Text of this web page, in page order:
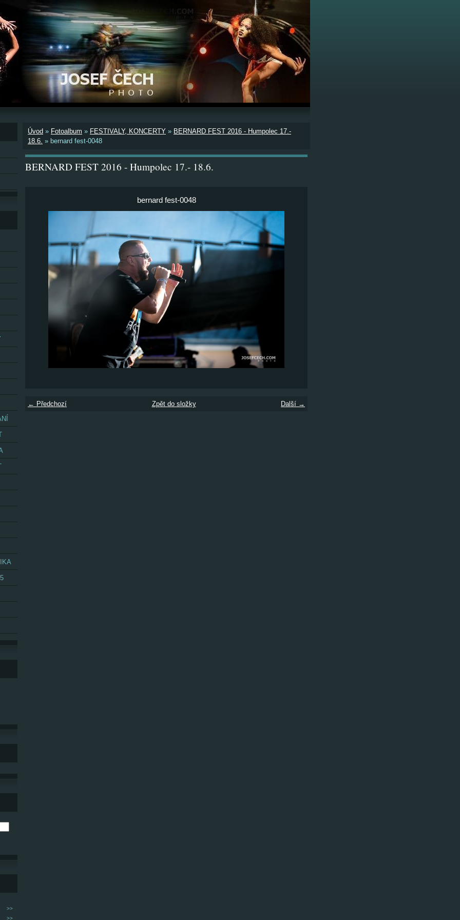
>>
>>
Úvod » Fotoalbum » FESTIVALY, KONCERTY » BERNARD FEST 2016 - Humpolec 17.-
18.6. » bernard fest-0048
BERNARD FEST 2016 - Humpolec 17.- 18.6.
bernard fest-0048
← Předchozí Další →
Zpět do složky